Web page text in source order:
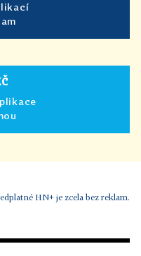
HN+ je zcela bez reklam.